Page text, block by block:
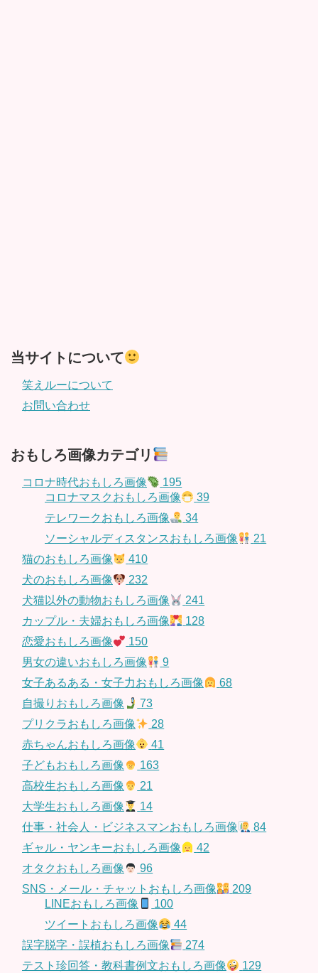
当サイトについて
笑えルーについて
お問い合わせ
おもしろ画像カテゴリ
コロナ時代おもしろ画像
195
コロナマスクおもしろ画像
39
テレワークおもしろ画像
34
ソーシャルディスタンスおもしろ画像
21
猫のおもしろ画像
410
犬のおもしろ画像
232
犬猫以外の動物おもしろ画像
241
カップル・夫婦おもしろ画像
128
恋愛おもしろ画像
150
男女の違いおもしろ画像
9
女子あるある・女子力おもしろ画像
68
自撮りおもしろ画像
73
プリクラおもしろ画像
28
赤ちゃんおもしろ画像
41
子どもおもしろ画像
163
高校生おもしろ画像
21
大学生おもしろ画像
14
仕事・社会人・ビジネスマンおもしろ画像
84
ギャル・ヤンキーおもしろ画像
42
オタクおもしろ画像
96
SNS・メール・チャットおもしろ画像
209
LINEおもしろ画像
100
ツイートおもしろ画像
44
誤字脱字・誤植おもしろ画像
274
テスト珍回答・教科書例文おもしろ画像
129